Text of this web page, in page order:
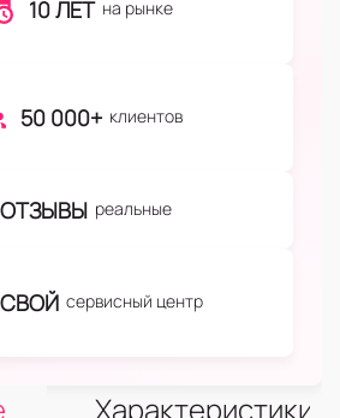
10 ЛЕТ на рынке
50 000+ клиентов
ОТЗЫВЫ реальные
СВОЙ сервисный центр
Характеристики